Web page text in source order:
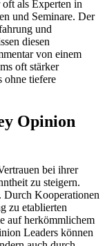
als Experten in
und Seminare. Der
und
diesen
von einem
oft stärker
ohne tiefere
Opinion
bei ihrer
zu steigern.
Kooperationen
zu etablierten
auf herkömmlichem
Leaders können